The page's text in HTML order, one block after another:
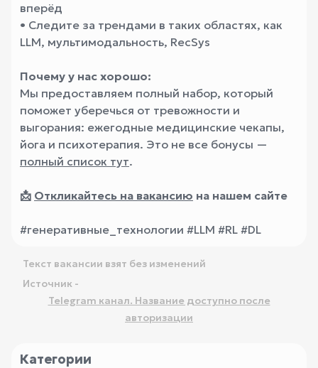
вперёд
• Следите за трендами в таких областях, как
LLM, мультимодальность, RecSys
Почему у нас хорошо:
Мы предоставляем полный набор, который
поможет уберечься от тревожности и
выгорания: ежегодные медицинские чекапы,
йога и психотерапия. Это не все бонусы —
полный список тут.
📩 Откликайтесь на вакансию на нашем сайте
#генеративные_технологии #LLM #RL #DL
Текст вакансии взят без изменений
Источник -
Telegram канал. Название доступно после
авторизации
Категории